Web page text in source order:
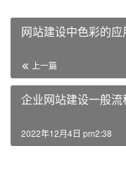
上一篇
2022年12月4日 pm2:38